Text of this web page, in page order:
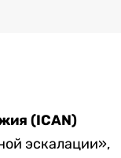
(ICAN)
эскалации»,